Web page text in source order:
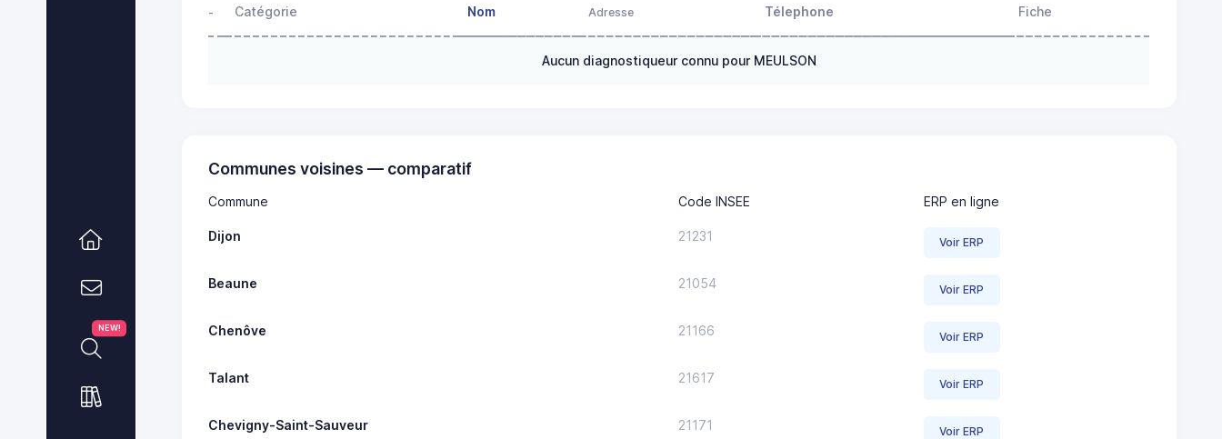
NEW!
- Catégorie Nom Adresse Télephone Fiche
Aucun diagnostiqueur connu pour MEULSON
Communes voisines — comparatif
Commune Code INSEE ERP en ligne
Dijon 21231 Voir ERP
Beaune 21054 Voir ERP
Chenôve 21166 Voir ERP
Talant 21617 Voir ERP
Chevigny-Saint-Sauveur 21171 Voir ERP